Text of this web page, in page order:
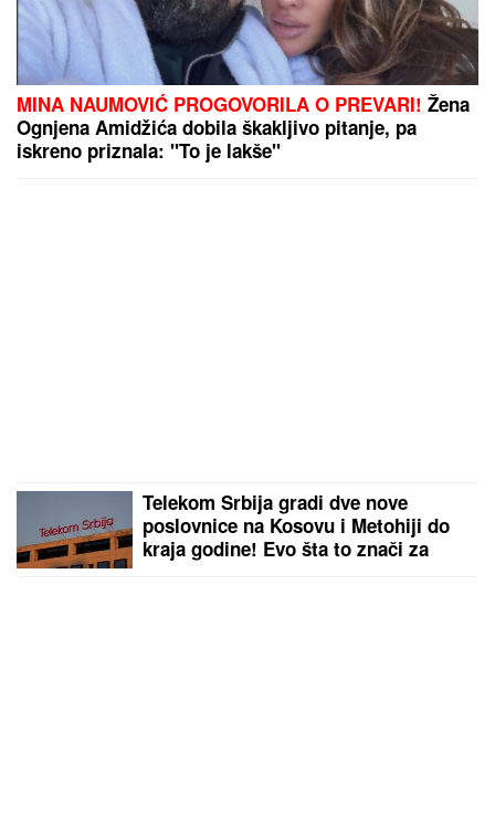
MINA NAUMOVIĆ PROGOVORILA O PREVARI! Žena
Ognjena Amidžića dobila škakljivo pitanje, pa
iskreno priznala: "To je lakše"
Telekom Srbija gradi dve nove
poslovnice na Kosovu i Metohiji do
kraja godine! Evo šta to znači za